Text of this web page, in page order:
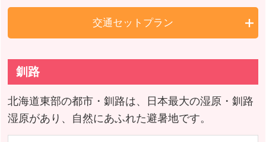
交通セットプラン
釧路
北海道東部の都市・釧路は、日本最大の湿原・釧路
湿原があり、自然にあふれた避暑地です。